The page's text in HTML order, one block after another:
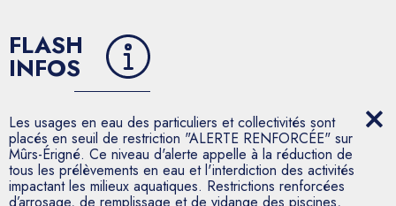
FLASH
INFOS
Les usages en eau des particuliers et collectivités sont
placés en seuil de restriction "ALERTE RENFORCÉE" sur
Mûrs-Érigné. Ce niveau d'alerte appelle à la réduction de
tous les prélèvements en eau et l'interdiction des activités
impactant les milieux aquatiques. Restrictions renforcées